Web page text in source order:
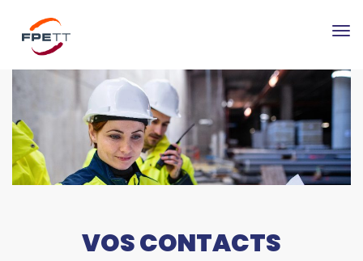
VOS CONTACTS